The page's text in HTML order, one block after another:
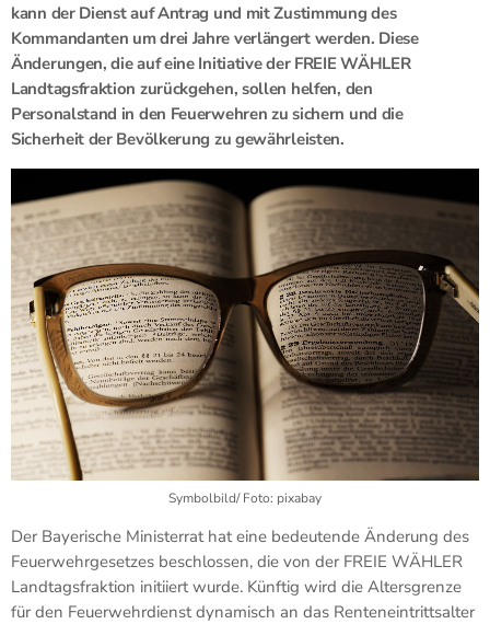
kann der Dienst auf Antrag und mit Zustimmung des
Kommandanten um drei Jahre verlängert werden. Diese
Änderungen, die auf eine Initiative der FREIE WÄHLER
Landtagsfraktion zurückgehen, sollen helfen, den
Personalstand in den Feuerwehren zu sichern und die
Sicherheit der Bevölkerung zu gewährleisten.
Symbolbild/ Foto: pixabay
Der Bayerische Ministerrat hat eine bedeutende Änderung des
Feuerwehrgesetzes beschlossen, die von der FREIE WÄHLER
Landtagsfraktion initiiert wurde. Künftig wird die Altersgrenze
für den Feuerwehrdienst dynamisch an das Renteneintrittsalter